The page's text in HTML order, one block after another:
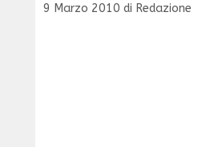
9 Marzo 2010 di Redazione